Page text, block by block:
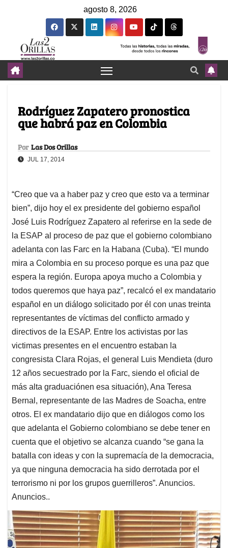
agosto 8, 2026
Rodríguez Zapatero pronostica
que habrá paz en Colombia
Por Las Dos Orillas
JUL 17, 2014
“Creo que va a haber paz y creo que esto va a terminar
bien”, dijo hoy el ex presidente del gobierno español
José Luis Rodríguez Zapatero al referirse en la sede de
la ESAP al proceso de paz que el gobierno colombiano
adelanta con las Farc en la Habana (Cuba). “El mundo
mira a Colombia en su proceso porque es una paz que
espera la región. Europa apoya mucho a Colombia y
todos queremos que haya paz”, recalcó el ex mandatario
español en un diálogo solicitado por él con unas treinta
representantes de víctimas del conflicto armado y
directivos de la ESAP. Entre los activistas por las
victimas presentes en el encuentro estaban la
congresista Clara Rojas, el general Luis Mendieta (duro
12 años secuestrado por la Farc, siendo el oficial de
más alta graduaciónen esa situación), Ana Teresa
Bernal, representante de las Madres de Soacha, entre
otros. El ex mandatario dijo que en diálogos como los
que adelanta el Gobierno colombiano se debe tener en
cuenta que el objetivo se alcanza cuando “se gana la
batalla con ideas y con la supremacía de la democracia,
ya que ninguna democracia ha sido derrotada por el
terrorismo ni por los grupos guerrilleros”. Anuncios.
Anuncios..